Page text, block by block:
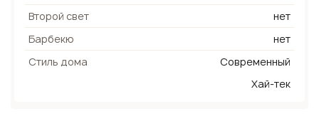
Второй свет
нет
Барбекю
нет
Стиль дома
Современный
Хай-тек